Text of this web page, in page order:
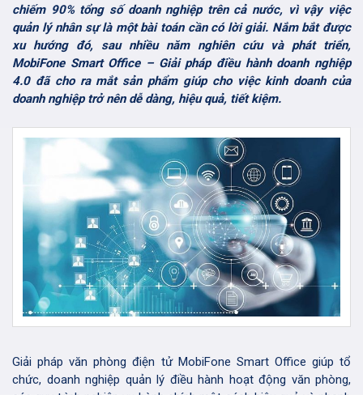
chiếm 90% tổng số doanh nghiệp trên cả nước, vì vậy việc
quản lý nhân sự là một bài toán cần có lời giải. Nắm bắt được
xu hướng đó, sau nhiều năm nghiên cứu và phát triển,
MobiFone Smart Office – Giải pháp điều hành doanh nghiệp
4.0 đã cho ra mắt sản phẩm giúp cho việc kinh doanh của
doanh nghiệp trở nên dễ dàng, hiệu quả, tiết kiệm.
Giải pháp văn phòng điện tử MobiFone Smart Office giúp tổ
chức, doanh nghiệp quản lý điều hành hoạt động văn phòng,